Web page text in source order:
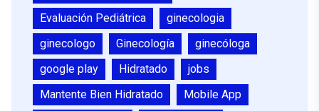
Evaluación Pediátrica
ginecologia
ginecologo
Ginecología
ginecóloga
google play
Hidratado
jobs
Mantente Bien Hidratado
Mobile App